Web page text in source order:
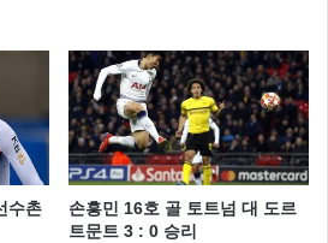
의조, 조현우 등 23세 이하의 많
필 상태인데요 일본을 겪고 금메
병역면제 까지 받을 수 있게 우리
수촌
손흥민 16호 골 토트넘 대 도르
트문트 3 : 0 승리